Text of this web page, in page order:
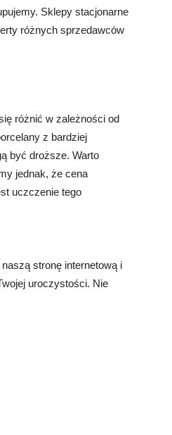
Sklepy stacjonarne
różnych sprzedawców
różnić w zależności od
z bardziej
być droższe. Warto
jednak, że cena
uczczenie tego
stronę internetową i
uroczystości. Nie